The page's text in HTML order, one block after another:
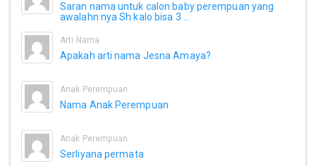
Saran nama untuk calon baby perempuan yang
awalahn nya Sh kalo bisa 3 ...
Arti Nama
Apakah arti nama Jesna Amaya?
Anak Perempuan
Nama Anak Perempuan
Anak Perempuan
Serliyana permata